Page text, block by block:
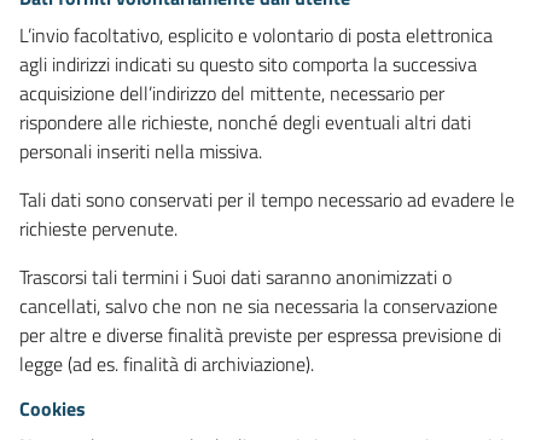
L’invio facoltativo, esplicito e volontario di posta elettronica
agli indirizzi indicati su questo sito comporta la successiva
acquisizione dell’indirizzo del mittente, necessario per
rispondere alle richieste, nonché degli eventuali altri dati
personali inseriti nella missiva.
Tali dati sono conservati per il tempo necessario ad evadere le
richieste pervenute.
Trascorsi tali termini i Suoi dati saranno anonimizzati o
cancellati, salvo che non ne sia necessaria la conservazione
per altre e diverse finalità previste per espressa previsione di
legge (ad es. finalità di archiviazione).
Cookies